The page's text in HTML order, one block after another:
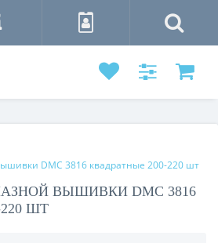
ВЫШИВКИ DMC 3816
ШТ